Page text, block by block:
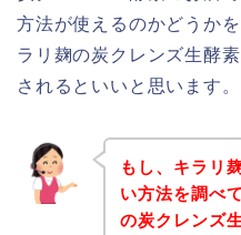
方法が使えるのかどうか
ラリ麹の炭クレンズ生酵
されるといいと思います。
もし、キラリ
い方法を調べ
の炭クレンズ